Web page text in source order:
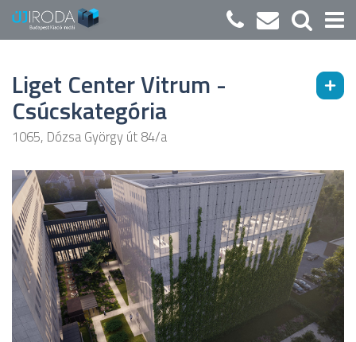
Liget Center Vitrum -
Csúcskategória
1065, Dózsa György út 84/a